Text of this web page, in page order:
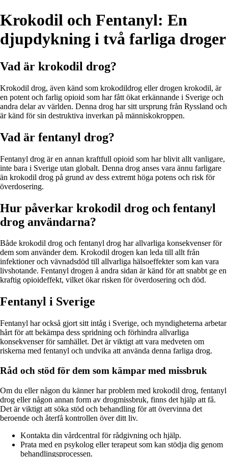
Krokodil och Fentanyl: En
djupdykning i två farliga droger
Vad är krokodil drog?
Krokodil drog, även känd som krokodildrog eller drogen krokodil, är
en potent och farlig opioid som har fått ökat erkännande i Sverige och
andra delar av världen. Denna drog har sitt ursprung från Ryssland och
är känd för sin destruktiva inverkan på människokroppen.
Vad är fentanyl drog?
Fentanyl drog är en annan kraftfull opioid som har blivit allt vanligare,
inte bara i Sverige utan globalt. Denna drog anses vara ännu farligare
än krokodil drog på grund av dess extremt höga potens och risk för
överdosering.
Hur påverkar krokodil drog och fentanyl
drog användarna?
Både krokodil drog och fentanyl drog har allvarliga konsekvenser för
dem som använder dem. Krokodil drogen kan leda till allt från
infektioner och vävnadsdöd till allvarliga hälsoeffekter som kan vara
livshotande. Fentanyl drogen å andra sidan är känd för att snabbt ge en
kraftig opioideffekt, vilket ökar risken för överdosering och död.
Fentanyl i Sverige
Fentanyl har också gjort sitt intåg i Sverige, och myndigheterna arbetar
hårt för att bekämpa dess spridning och förhindra allvarliga
konsekvenser för samhället. Det är viktigt att vara medveten om
riskerna med fentanyl och undvika att använda denna farliga drog.
Råd och stöd för dem som kämpar med missbruk
Om du eller någon du känner har problem med krokodil drog, fentanyl
drog eller någon annan form av drogmissbruk, finns det hjälp att få.
Det är viktigt att söka stöd och behandling för att övervinna det
beroende och återfå kontrollen över ditt liv.
Kontakta din vårdcentral för rådgivning och hjälp.
Prata med en psykolog eller terapeut som kan stödja dig genom
behandlingsprocessen.